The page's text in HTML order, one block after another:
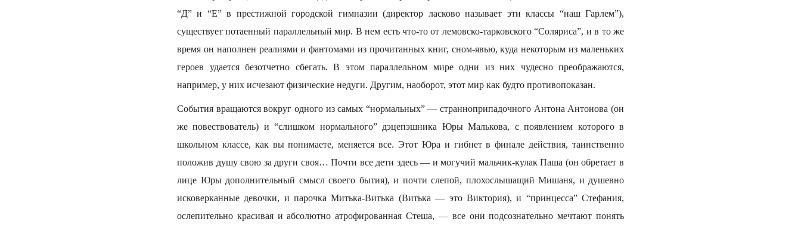
“Д” и “Е” в престижной городской гимназии (директор ласково называет эти классы “наш Гарлем”),
существует потаенный параллельный мир. В нем есть что-то от лемовско-тарковского “Соляриса”, и в то же
время он наполнен реалиями и фантомами из прочитанных книг, сном-явью, куда некоторым из маленьких
героев удается безотчетно сбегать. В этом параллельном мире одни из них чудесно преображаются,
например, у них исчезают физические недуги. Другим, наоборот, этот мир как будто противопоказан.
События вращаются вокруг одного из самых “нормальных” — странноприпадочного Антона Антонова (он
же повествователь) и “слишком нормального” дэцепэшника Юры Малькова, с появлением которого в
школьном классе, как вы понимаете, меняется все. Этот Юра и гибнет в финале действия, таинственно
положив душу свою за други своя… Почти все дети здесь — и могучий мальчик-кулак Паша (он обретает в
лице Юры дополнительный смысл своего бытия), и почти слепой, плохослышащий Мишаня, и душевно
исковерканные девочки, и парочка Митька-Витька (Витька — это Виктория), и “принцесса” Стефания,
ослепительно красивая и абсолютно атрофированная Стеша, — все они подсознательно мечтают понять